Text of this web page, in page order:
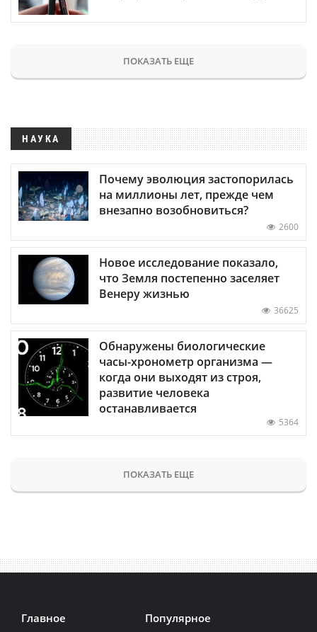
ПОКАЗАТЬ ЕЩЕ
НАУКА
Почему эволюция застопорилась
на миллионы лет, прежде чем
внезапно возобновиться?
2600
Новое исследование показало,
что Земля постепенно заселяет
Венеру жизнью
36625
Обнаружены биологические
часы-хронометр организма —
когда они выходят из строя,
развитие человека
останавливается
5364
ПОКАЗАТЬ ЕЩЕ
Главное Популярное